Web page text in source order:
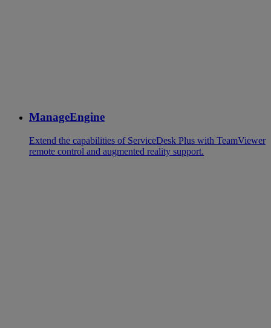
ManageEngine
Extend the capabilities of ServiceDesk Plus with TeamViewer
remote control and augmented reality support.